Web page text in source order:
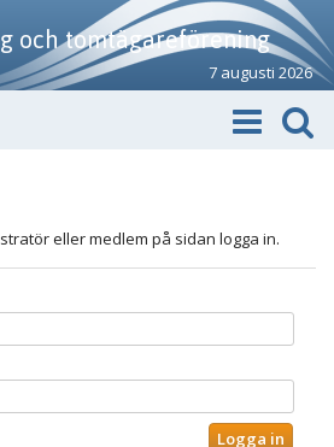
och tomtägareförening
7 augusti 2026
eller medlem på sidan logga in.